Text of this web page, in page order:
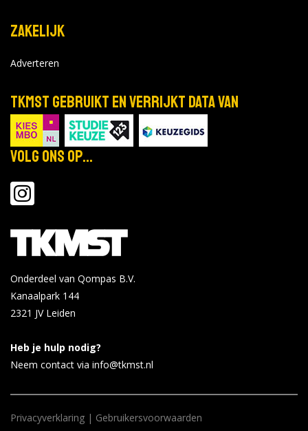
Zakelijk
Adverteren
TKMST gebruikt en verrijkt data van
Volg ons op...
Onderdeel van Qompas B.V.
Kanaalpark 144
2321 JV Leiden
Heb je hulp nodig?
Neem contact via info@tkmst.nl
Privacyverklaring | Gebruikersvoorwaarden